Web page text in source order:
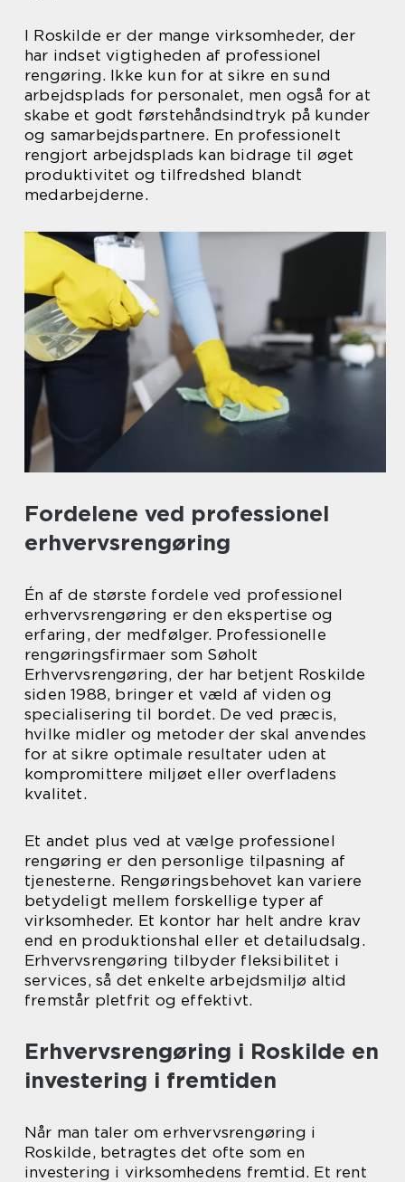
I Roskilde er der mange virksomheder, der
har indset vigtigheden af professionel
rengøring. Ikke kun for at sikre en sund
arbejdsplads for personalet, men også for at
skabe et godt førstehåndsindtryk på kunder
og samarbejdspartnere. En professionelt
rengjort arbejdsplads kan bidrage til øget
produktivitet og tilfredshed blandt
medarbejderne.
Fordelene ved professionel
erhvervsrengøring
Én af de største fordele ved professionel
erhvervsrengøring er den ekspertise og
erfaring, der medfølger. Professionelle
rengøringsfirmaer som Søholt
Erhvervsrengøring, der har betjent Roskilde
siden 1988, bringer et væld af viden og
specialisering til bordet. De ved præcis,
hvilke midler og metoder der skal anvendes
for at sikre optimale resultater uden at
kompromittere miljøet eller overfladens
kvalitet.
Et andet plus ved at vælge professionel
rengøring er den personlige tilpasning af
tjenesterne. Rengøringsbehovet kan variere
betydeligt mellem forskellige typer af
virksomheder. Et kontor har helt andre krav
end en produktionshal eller et detailudsalg.
Erhvervsrengøring tilbyder fleksibilitet i
services, så det enkelte arbejdsmiljø altid
fremstår pletfrit og effektivt.
Erhvervsrengøring i Roskilde en
investering i fremtiden
Når man taler om erhvervsrengøring i
Roskilde, betragtes det ofte som en
investering i virksomhedens fremtid. Et rent